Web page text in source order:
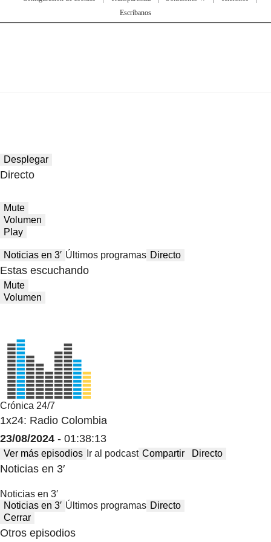
Escríbanos
Desplegar
Directo
Mute
Volumen
Play
Noticias en 3′ Últimos programas Directo
Estas escuchando
Mute
Volumen
Crónica 24/7
1x24: Radio Colombia
23/08/2024 - 01:38:13
Ver más episodios Ir al podcast Compartir Directo
Noticias en 3′
Noticias en 3′
Noticias en 3′ Últimos programas Directo
Cerrar
Otros episodios